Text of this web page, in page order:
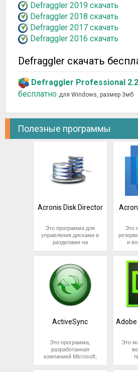
Defraggler 2019 скачать
Defraggler 2018 скачать
Defraggler 2017 скачать
Defraggler 2016 скачать
Defraggler скачать
Defraggler Professional
бесплатно для Windows, размер 3мб
Полезные программы
Acronis Disk Director
Это программа для
управления дисками и
разделами на
компанией Acronis. Она
позволяет
пользователям
создавать, изменять,
перемещать и
объединять разделы на
жестких дисках,
системами и многое
другое.
Это
и
также
ActiveSync
Это программа,
разработанная
компанией Microsoft,
Это